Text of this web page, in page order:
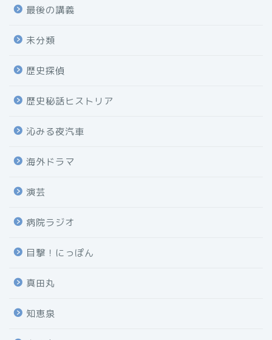
最後の講義
未分類
歴史探偵
歴史秘話ヒストリア
沁みる夜汽車
海外ドラマ
演芸
病院ラジオ
目撃！にっぽん
真田丸
知恵泉